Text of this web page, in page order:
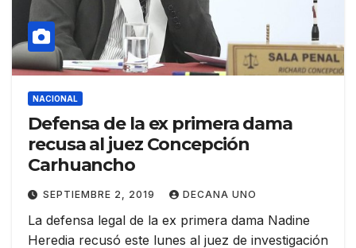
NACIONAL
Defensa de la ex primera dama
recusa al juez Concepción
Carhuancho
SEPTIEMBRE 2, 2019 DECANA UNO
La defensa legal de la ex primera dama Nadine
Heredia recusó este lunes al juez de investigación